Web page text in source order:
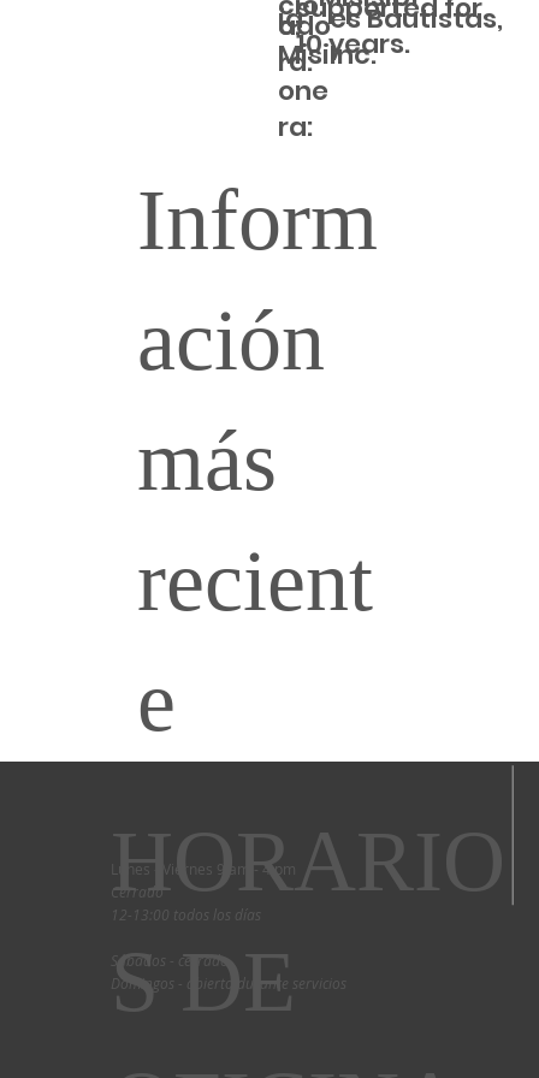
o:
ado
ra:
ia
Misi
one
ra:
es Bautistas,
Inc.
10 years.
Inform
ación
más
recient
e
Lunes - Viernes 9 am - 4 pm
Cerrado
12-13:00 todos los días
Sábados - cerrado
Domingos - abierto durante servicios
HORARIO
S DE